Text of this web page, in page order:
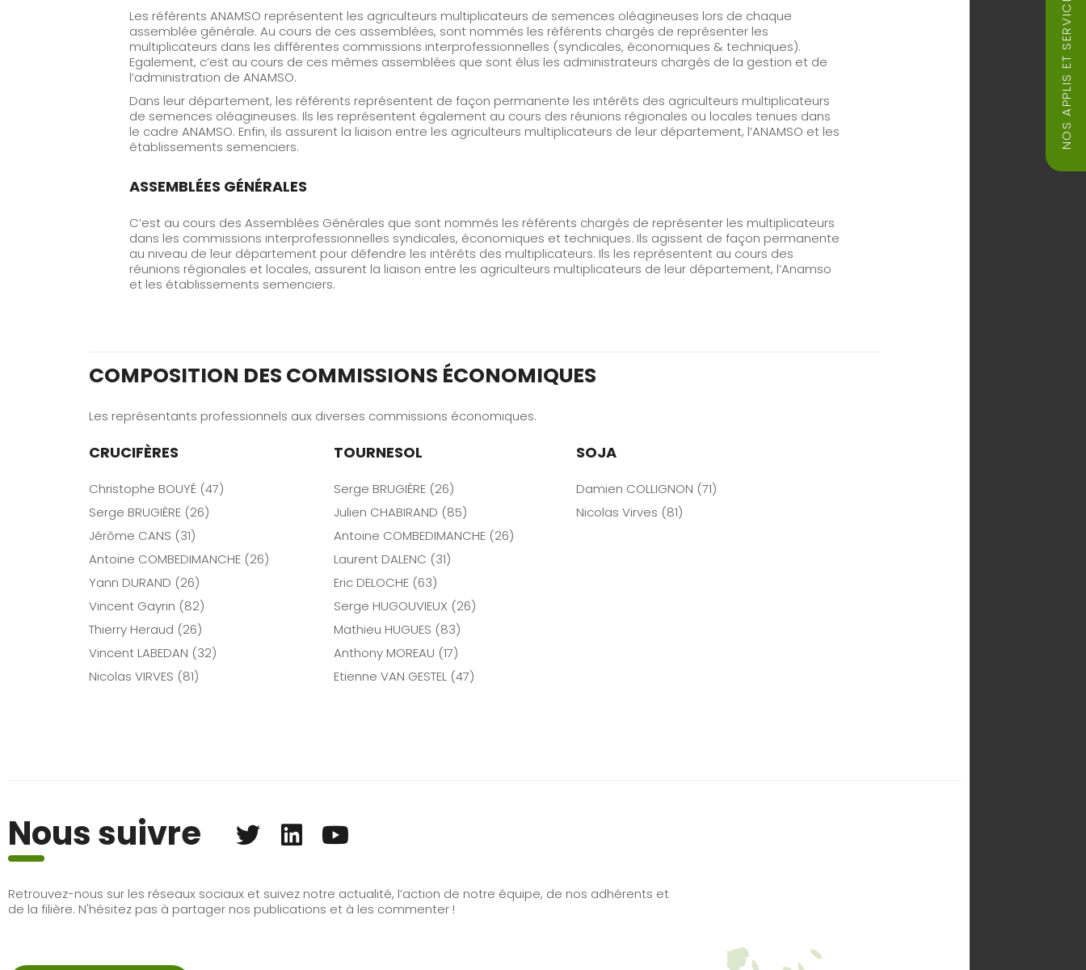
Les référents ANAMSO représentent les agriculteurs multiplicateurs de semences oléagineuses lors de chaque
assemblée générale. Au cours de ces assemblées, sont nommés les référents chargés de représenter les
multiplicateurs dans les différentes commissions interprofessionnelles (syndicales, économiques & techniques).
Egalement, c’est au cours de ces mêmes assemblées que sont élus les administrateurs chargés de la gestion et de
l’administration de ANAMSO.
Dans leur département, les référents représentent de façon permanente les intérêts des agriculteurs multiplicateurs
de semences oléagineuses. Ils les représentent également au cours des réunions régionales ou locales tenues dans
le cadre ANAMSO. Enfin, ils assurent la liaison entre les agriculteurs multiplicateurs de leur département, l’ANAMSO et les
établissements semenciers.
ASSEMBLÉES GÉNÉRALES
C’est au cours des Assemblées Générales que sont nommés les référents chargés de représenter les multiplicateurs
dans les commissions interprofessionnelles syndicales, économiques et techniques. Ils agissent de façon permanente
au niveau de leur département pour défendre les intérêts des multiplicateurs. Ils les représentent au cours des
réunions régionales et locales, assurent la liaison entre les agriculteurs multiplicateurs de leur département, l’Anamso
et les établissements semenciers.
COMPOSITION DES COMMISSIONS ÉCONOMIQUES
Les représentants professionnels aux diverses commissions économiques.
CRUCIFÈRES
Christophe BOUYÉ (47)
Serge BRUGIÈRE (26)
Jérôme CANS (31)
Antoine COMBEDIMANCHE (26)
Yann DURAND (26)
Vincent Gayrin (82)
Thierry Heraud (26)
Vincent LABEDAN (32)
Nicolas VIRVES (81)
TOURNESOL
Serge BRUGIÈRE (26)
Julien CHABIRAND (85)
Antoine COMBEDIMANCHE (26)
Laurent DALENC (31)
Eric DELOCHE (63)
Serge HUGOUVIEUX (26)
Mathieu HUGUES (83)
Anthony MOREAU (17)
Etienne VAN GESTEL (47)
SOJA
Damien COLLIGNON (71)
Nicolas Virves (81)
NOS APPLIS ET SERVICES
Nous suivre
Retrouvez-nous sur les réseaux sociaux et suivez notre actualité, l’action de notre équipe, de nos adhérents et
de la filière. N'hésitez pas à partager nos publications et à les commenter !